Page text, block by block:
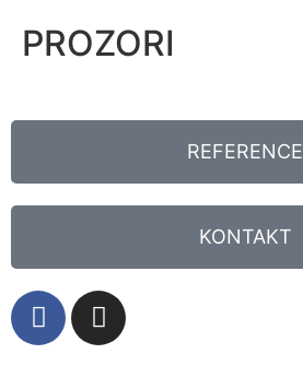
PROZORI
REFERENCE
KONTAKT